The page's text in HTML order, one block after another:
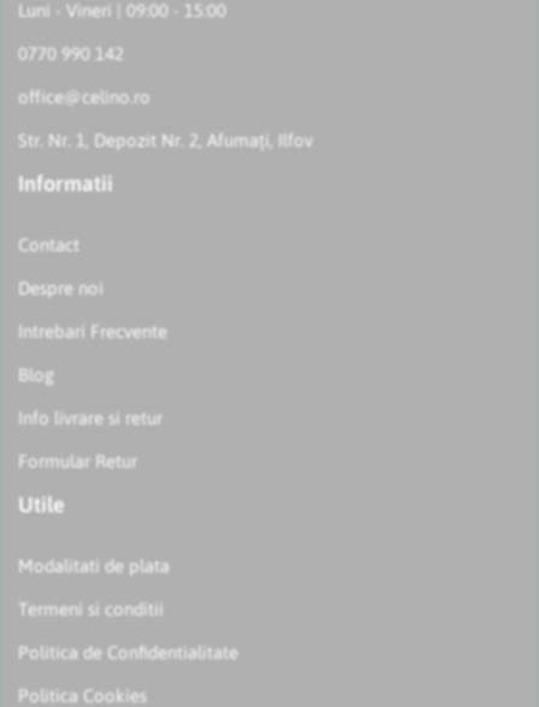
Luni - Vineri | 09:00 - 15:00
0770 990 142
office@celino.ro
Str. Nr. 1, Depozit Nr. 2, Afumați, Ilfov
Informatii
Contact
Despre noi
Intrebari Frecvente
Blog
Info livrare si retur
Formular Retur
Utile
Modalitati de plata
Termeni si conditii
Politica de Confidentialitate
Politica Cookies